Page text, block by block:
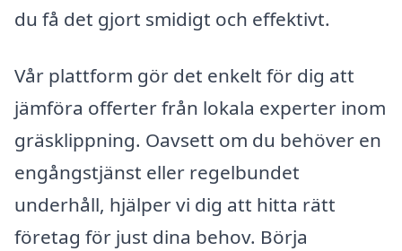
du få det gjort smidigt och effektivt.
Vår plattform gör det enkelt för dig att
jämföra offerter från lokala experter inom
gräsklippning. Oavsett om du behöver en
engångstjänst eller regelbundet
underhåll, hjälper vi dig att hitta rätt
företag för just dina behov. Börja